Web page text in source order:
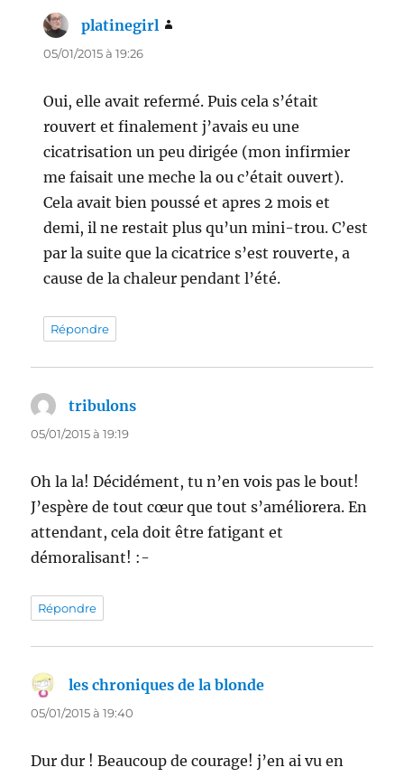
platinegirl
05/01/2015 à 19:26
Oui, elle avait refermé. Puis cela s’était
rouvert et finalement j’avais eu une
cicatrisation un peu dirigée (mon infirmier
me faisait une meche la ou c’était ouvert).
Cela avait bien poussé et apres 2 mois et
demi, il ne restait plus qu’un mini-trou. C’est
par la suite que la cicatrice s’est rouverte, a
cause de la chaleur pendant l’été.
Répondre
tribulons
05/01/2015 à 19:19
Oh la la! Décidément, tu n’en vois pas le bout!
J’espère de tout cœur que tout s’améliorera. En
attendant, cela doit être fatigant et
démoralisant! :-
Répondre
les chroniques de la blonde
05/01/2015 à 19:40
Dur dur ! Beaucoup de courage! j’en ai vu en